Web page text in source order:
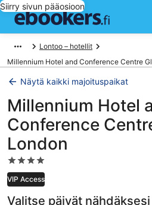
Siirry sivun pääosioon
Lontoo – hotellit
Millennium Hotel and Conference Centre
Näytä kaikki majoituspaikat
Millennium Hotel
Conference
London
4.0
tähden
majoituspaikka
VIP Access
Valitse päivät